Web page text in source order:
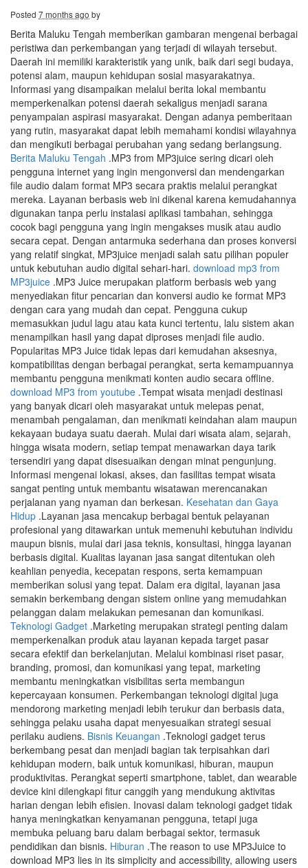
Posted 7 months ago by
Berita Maluku Tengah memberikan gambaran mengenai berbagai
peristiwa dan perkembangan yang terjadi di wilayah tersebut.
Daerah ini memiliki karakteristik yang unik, baik dari segi budaya,
potensi alam, maupun kehidupan sosial masyarakatnya.
Informasi yang disampaikan melalui berita lokal membantu
memperkenalkan potensi daerah sekaligus menjadi sarana
penyampaian aspirasi masyarakat. Dengan adanya pemberitaan
yang rutin, masyarakat dapat lebih memahami kondisi wilayahnya
dan mengikuti berbagai perubahan yang sedang berlangsung.
Berita Maluku Tengah .MP3 from MP3juice sering dicari oleh
pengguna internet yang ingin mengonversi dan mendengarkan
file audio dalam format MP3 secara praktis melalui perangkat
mereka. Layanan berbasis web ini dikenal karena kemudahannya
digunakan tanpa perlu instalasi aplikasi tambahan, sehingga
cocok bagi pengguna yang ingin mengakses musik atau audio
secara cepat. Dengan antarmuka sederhana dan proses konversi
yang relatif singkat, MP3juice menjadi salah satu pilihan populer
untuk kebutuhan audio digital sehari-hari. download mp3 from
MP3juice .MP3 Juice merupakan platform berbasis web yang
menyediakan fitur pencarian dan konversi audio ke format MP3
dengan cara yang mudah dan cepat. Pengguna cukup
memasukkan judul lagu atau kata kunci tertentu, lalu sistem akan
menampilkan hasil yang dapat diproses menjadi file audio.
Popularitas MP3 Juice tidak lepas dari kemudahan aksesnya,
kompatibilitas dengan berbagai perangkat, serta kemampuannya
membantu pengguna menikmati konten audio secara offline.
download MP3 from youtube .Tempat wisata menjadi destinasi
yang banyak dicari oleh masyarakat untuk melepas penat,
menambah pengalaman, dan menikmati keindahan alam maupun
kekayaan budaya suatu daerah. Mulai dari wisata alam, sejarah,
hingga wisata modern, setiap tempat menawarkan daya tarik
tersendiri yang dapat disesuaikan dengan minat pengunjung.
Informasi mengenai lokasi, akses, dan fasilitas tempat wisata
sangat penting untuk membantu wisatawan merencanakan
perjalanan yang nyaman dan berkesan. Kesehatan dan Gaya
Hidup .Layanan jasa mencakup berbagai bentuk pelayanan
profesional yang ditawarkan untuk memenuhi kebutuhan individu
maupun bisnis, mulai dari jasa teknis, konsultasi, hingga layanan
berbasis digital. Kualitas layanan jasa sangat ditentukan oleh
keahlian penyedia, kecepatan respons, serta kemampuan
memberikan solusi yang tepat. Dalam era digital, layanan jasa
semakin berkembang dengan sistem online yang memudahkan
pelanggan dalam melakukan pemesanan dan komunikasi.
Teknologi Gadget .Marketing merupakan strategi penting dalam
memperkenalkan produk atau layanan kepada target pasar
secara efektif dan berkelanjutan. Melalui kombinasi riset pasar,
branding, promosi, dan komunikasi yang tepat, marketing
membantu meningkatkan visibilitas serta membangun
kepercayaan konsumen. Perkembangan teknologi digital juga
mendorong marketing menjadi lebih terukur dan berbasis data,
sehingga pelaku usaha dapat menyesuaikan strategi sesuai
perilaku audiens. Bisnis Keuangan .Teknologi gadget terus
berkembang pesat dan menjadi bagian tak terpisahkan dari
kehidupan modern, baik untuk komunikasi, hiburan, maupun
produktivitas. Perangkat seperti smartphone, tablet, dan wearable
device kini dilengkapi fitur canggih yang mendukung aktivitas
harian dengan lebih efisien. Inovasi dalam teknologi gadget tidak
hanya meningkatkan kenyamanan pengguna, tetapi juga
membuka peluang baru dalam berbagai sektor, termasuk
pendidikan dan bisnis. Hiburan .The reason to use MP3Juice to
download MP3 lies in its simplicity and accessibility, allowing users